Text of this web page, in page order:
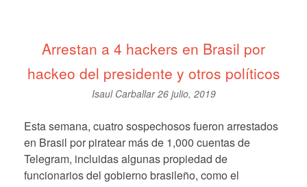
Arrestan a 4 hackers en Brasil por
hackeo del presidente y otros políticos
Isaul Carballar26 julio, 2019
Esta semana, cuatro sospechosos fueron arrestados
en Brasil por piratear más de 1,000 cuentas de
Telegram, incluidas algunas propiedad de
funcionarios del gobierno brasileño, como el